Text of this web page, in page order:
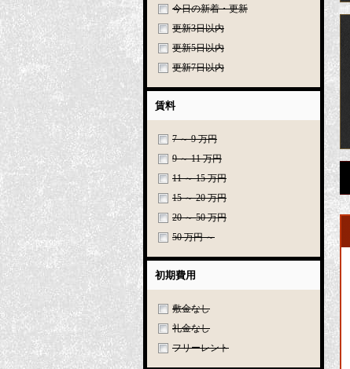
今日の新着・更新
更新3日以内
更新5日以内
更新7日以内
賃料
7 ～ 9 万円
9 ～ 11 万円
11 ～ 15 万円
15 ～ 20 万円
20 ～ 50 万円
50 万円 ～
初期費用
敷金なし
礼金なし
フリーレント